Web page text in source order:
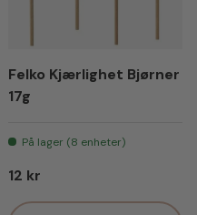
Felko Kjærlighet Bjørner
17g
På lager (8 enheter)
Vanlig pris
12 kr